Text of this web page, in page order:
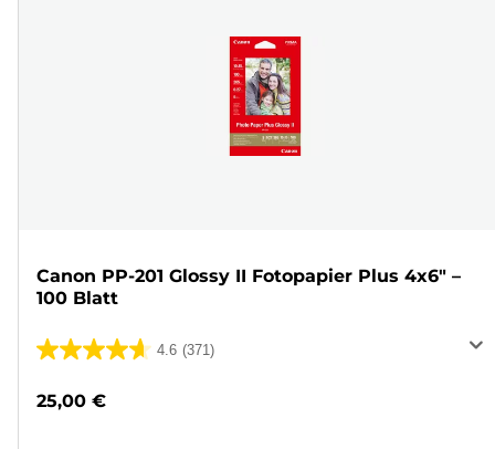
Canon PP-201 Glossy II Fotopapier Plus 4x6" –
100 Blatt
4.6 (371)
4.6
25,00 €